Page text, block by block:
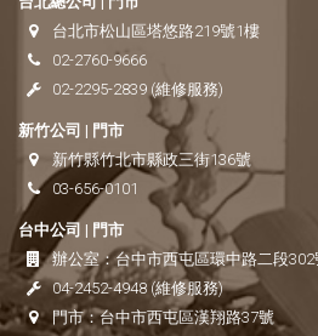
台北市松山區塔悠路219號1樓
02-2760-9666
02-2295-2839 (維修服務)
新竹公司 | 門市
新竹縣竹北市縣政三街136號
03-656-0101
台中公司 | 門市
辦公室：台中市西屯區環中路二段302
04-2452-4948 (維修服務)
門市：台中市西屯區漢翔路37號